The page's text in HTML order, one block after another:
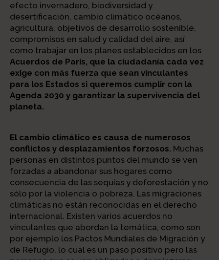
efecto invernadero, biodiversidad y
desertificación, cambio climático océanos,
agricultura, objetivos de desarrollo sostenible,
compromisos en salud y calidad del aire, así
como trabajar en los planes establecidos en los
Acuerdos de París, que la ciudadanía cada vez
exige con más fuerza que sean vinculantes
para los Estados si queremos cumplir con la
Agenda 2030 y garantizar la supervivencia del
planeta.
El cambio climático es causa de numerosos
conflictos y desplazamientos forzosos. Muchas
personas en distintos puntos del mundo se ven
forzadas a abandonar sus hogares como
consecuencia de las sequías y deforestación y no
sólo por la violencia o pobreza. Las migraciones
climáticas no están reconocidas en el derecho
internacional. Existen varios acuerdos no
vinculantes que abordan la temática, como son
por ejemplo los Pactos Mundiales de Migración y
de Refugio, lo cual es un paso positivo pero las